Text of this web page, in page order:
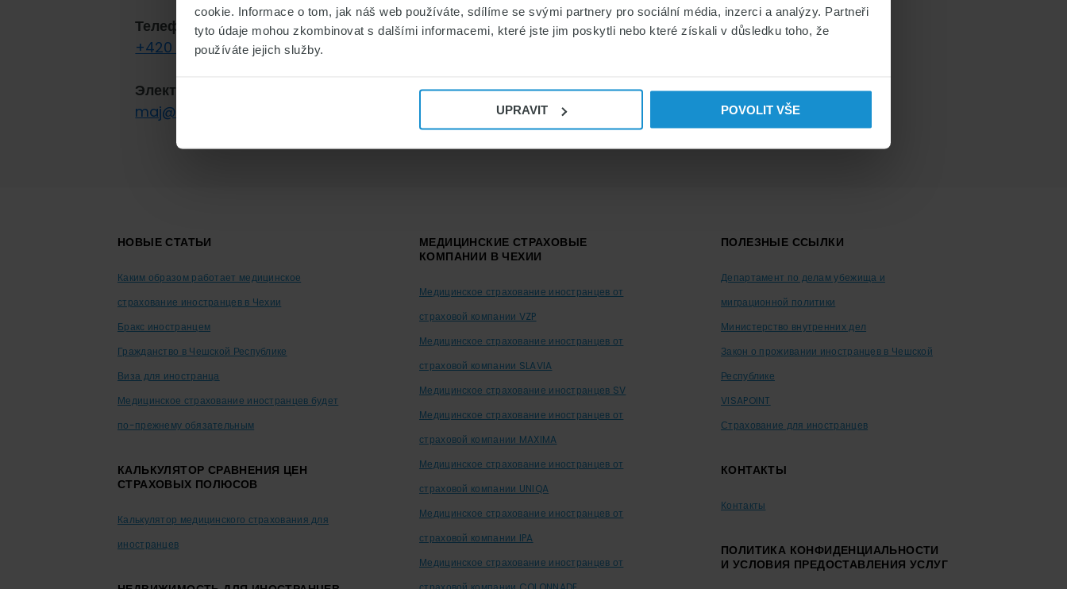
cookie. Informace o tom, jak náš web používáte, sdílíme se svými partnery pro sociální média, inzerci a analýzy. Partneři
tyto údaje mohou zkombinovat s dalšími informacemi, které jste jim poskytli nebo které získali v důsledku toho, že
používáte jejich služby.
UPRAVIT POVOLIT VŠE
Телефон:
+420 790 285 180
Электронная почта:
maj@yespojisteni.cz
НОВЫЕ СТАТЬИ
Каким образом работает медицинское
страхование иностранцев в Чехии
Бракс иностранцем
Гражданство в Чешской Республике
Виза для иностранца
Медицинское страхование иностранцев будет
по-прежнему обязательным
КАЛЬКУЛЯТОР СРАВНЕНИЯ ЦЕН
СТРАХОВЫХ ПОЛЮСОВ
Калькулятор медицинского страхования для
иностранцев
МЕДИЦИНСКИЕ СТРАХОВЫЕ
КОМПАНИИ В ЧЕХИИ
Медицинское страхование иностранцев от
страховой компании VZP
Медицинское страхование иностранцев от
страховой компании SLAVIA
Медицинское страхование иностранцев SV
Медицинское страхование иностранцев от
страховой компании MAXIMA
Медицинское страхование иностранцев от
страховой компании UNIQA
Медицинское страхование иностранцев от
страховой компании IPA
Медицинское страхование иностранцев от
ПОЛЕЗНЫЕ ССЫЛКИ
Департамент по делам убежища и
миграционной политики
Министерство внутренних дел
Закон о проживании иностранцев в Чешской
Республике
VISAPOINT
Страхование для иностранцев
КОНТАКТЫ
Контакты
ПОЛИТИКА КОНФИДЕНЦИАЛЬНОСТИ
И УСЛОВИЯ ПРЕДОСТАВЛЕНИЯ УСЛУГ